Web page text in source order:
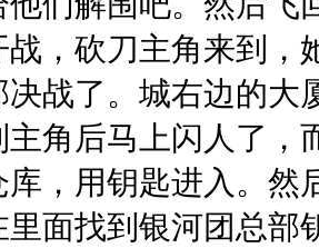
，砍刀主角来到，
战了。城右边的大
主角后马上闪人了
，用钥匙进入。然
面找到银河团总部